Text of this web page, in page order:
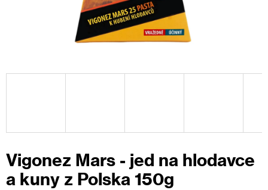
Vigonez Mars - jed na hlodavce
a kuny z Polska 150g